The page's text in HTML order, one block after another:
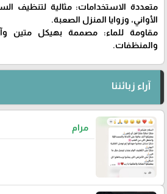
متعددة الاستخدامات: مثالية لتنظيف
الأواني، وزوايا المنزل الصعبة.
مقاومة للماء: مصممة بهيكل متين
والمنظفات.
آراء زبائننا
مرام